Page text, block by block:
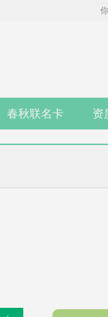
春秋联名卡 资